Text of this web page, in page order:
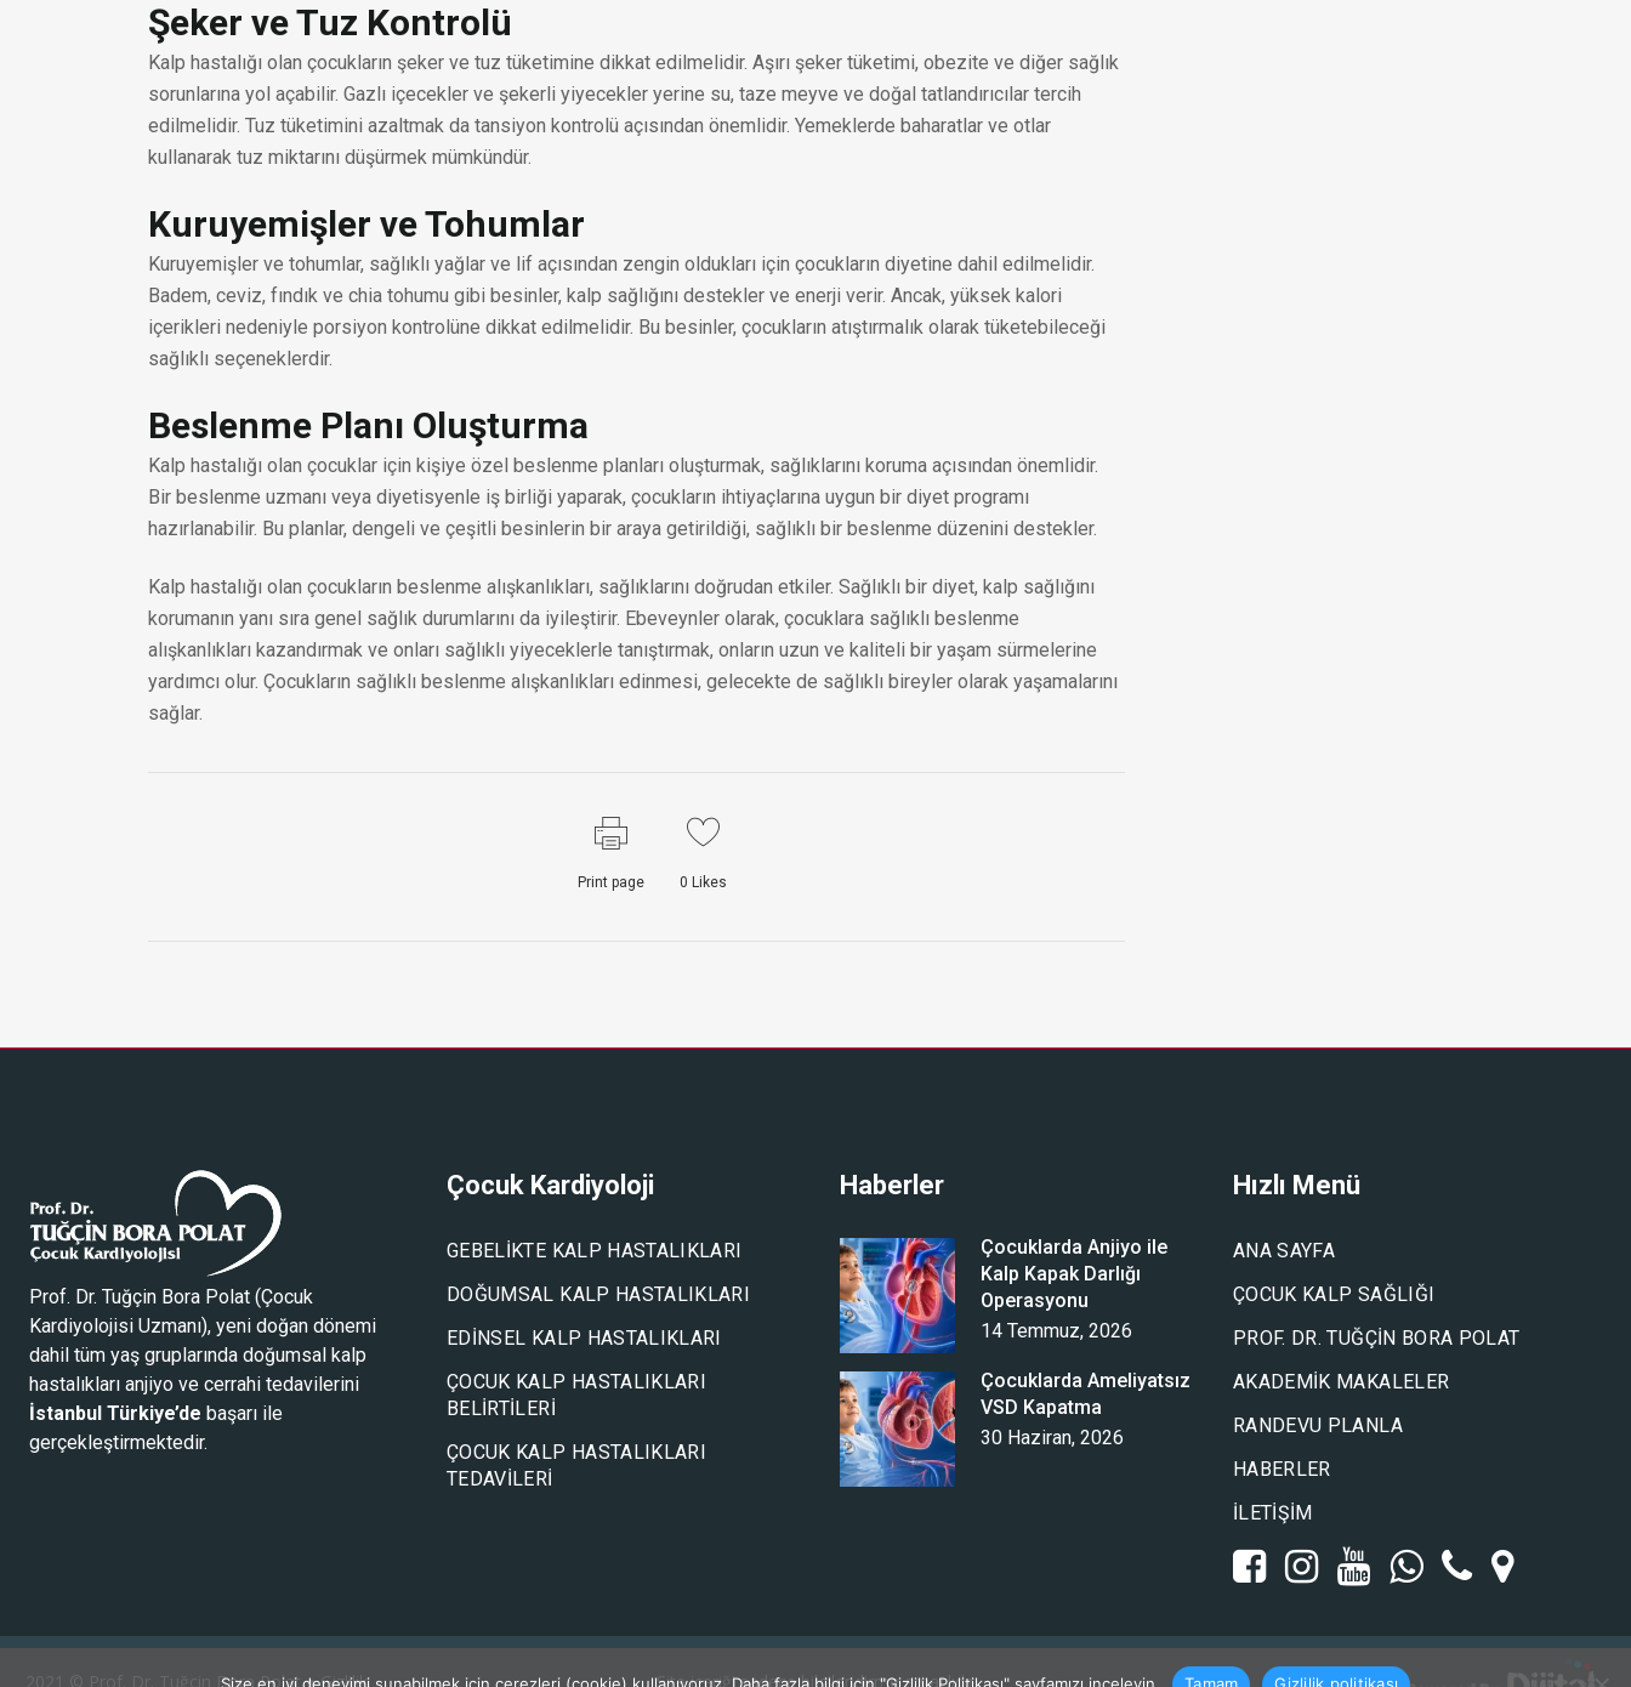
Şeker ve Tuz Kontrolü
Kalp hastalığı olan çocukların şeker ve tuz tüketimine dikkat edilmelidir. Aşırı şeker tüketimi, obezite ve diğer sağlık
sorunlarına yol açabilir. Gazlı içecekler ve şekerli yiyecekler yerine su, taze meyve ve doğal tatlandırıcılar tercih
edilmelidir. Tuz tüketimini azaltmak da tansiyon kontrolü açısından önemlidir. Yemeklerde baharatlar ve otlar
kullanarak tuz miktarını düşürmek mümkündür.
Kuruyemişler ve Tohumlar
Kuruyemişler ve tohumlar, sağlıklı yağlar ve lif açısından zengin oldukları için çocukların diyetine dahil edilmelidir.
Badem, ceviz, fındık ve chia tohumu gibi besinler, kalp sağlığını destekler ve enerji verir. Ancak, yüksek kalori
içerikleri nedeniyle porsiyon kontrolüne dikkat edilmelidir. Bu besinler, çocukların atıştırmalık olarak tüketebileceği
sağlıklı seçeneklerdir.
Beslenme Planı Oluşturma
Kalp hastalığı olan çocuklar için kişiye özel beslenme planları oluşturmak, sağlıklarını koruma açısından önemlidir.
Bir beslenme uzmanı veya diyetisyenle iş birliği yaparak, çocukların ihtiyaçlarına uygun bir diyet programı
hazırlanabilir. Bu planlar, dengeli ve çeşitli besinlerin bir araya getirildiği, sağlıklı bir beslenme düzenini destekler.
Kalp hastalığı olan çocukların beslenme alışkanlıkları, sağlıklarını doğrudan etkiler. Sağlıklı bir diyet, kalp sağlığını
korumanın yanı sıra genel sağlık durumlarını da iyileştirir. Ebeveynler olarak, çocuklara sağlıklı beslenme
alışkanlıkları kazandırmak ve onları sağlıklı yiyeceklerle tanıştırmak, onların uzun ve kaliteli bir yaşam sürmelerine
yardımcı olur. Çocukların sağlıklı beslenme alışkanlıkları edinmesi, gelecekte de sağlıklı bireyler olarak yaşamalarını
sağlar.
Print page 0 Likes
Prof. Dr. Tuğçin Bora Polat (Çocuk
Kardiyolojisi Uzmanı), yeni doğan dönemi
dahil tüm yaş gruplarında doğumsal kalp
hastalıkları anjiyo ve cerrahi tedavilerini
İstanbul Türkiye’de başarı ile
gerçekleştirmektedir.
Çocuk Kardiyoloji
GEBELIKTE KALP HASTALIKLARI
DOĞUMSAL KALP HASTALIKLARI
EDINSEL KALP HASTALIKLARI
ÇOCUK KALP HASTALIKLARI
BELIRTILERI
ÇOCUK KALP HASTALIKLARI
TEDAVILERI
Haberler
Çocuklarda Anjiyo ile
Kalp Kapak Darlığı
Operasyonu
14 Temmuz, 2026
Çocuklarda Ameliyatsız
VSD Kapatma
30 Haziran, 2026
Hızlı Menü
ANA SAYFA
ÇOCUK KALP SAĞLIĞI
PROF. DR. TUĞÇIN BORA POLAT
AKADEMIK MAKALELER
RANDEVU PLANLA
HABERLER
İLETIŞIM
2021 © Prof. Dr. Tuğçin Bora Polat●Gizlilik Site içeriği sadece bilgilendirme amaçlıdır.